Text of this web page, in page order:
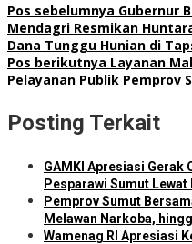
Pos sebelumnya Gubernur
Mendagri Resmikan
Dana Tunggu Hunian di
Pos berikutnya Layanan
Pelayanan Publik Pemprov
Posting Terkait
GAMKI Apresiasi Gerak
Pesparawi Sumut
Pemprov Sumut
Melawan Narkoba,
Wamenag RI Apresiasi